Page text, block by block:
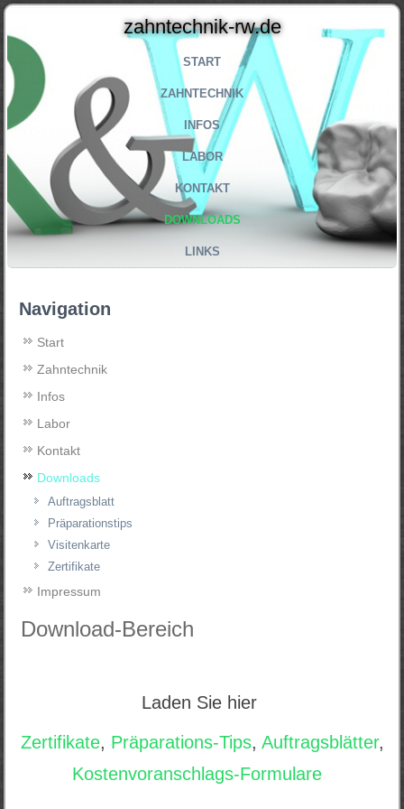
zahntechnik-rw.de
START
ZAHNTECHNIK
INFOS
LABOR
KONTAKT
DOWNLOADS
LINKS
Navigation
Start
Zahntechnik
Infos
Labor
Kontakt
Downloads
Auftragsblatt
Präparationstips
Visitenkarte
Zertifikate
Impressum
Download-Bereich
Laden Sie hier
Zertifikate, Präparations-Tips, Auftragsblätter,
Kostenvoranschlags-Formulare